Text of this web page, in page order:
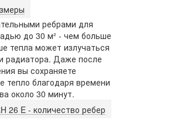
ребрами для
до 30 м² - чем больше
тепла может излучаться
радиатора. Даже после
вы сохраняете
тепло благодаря времени
около 30 минут.